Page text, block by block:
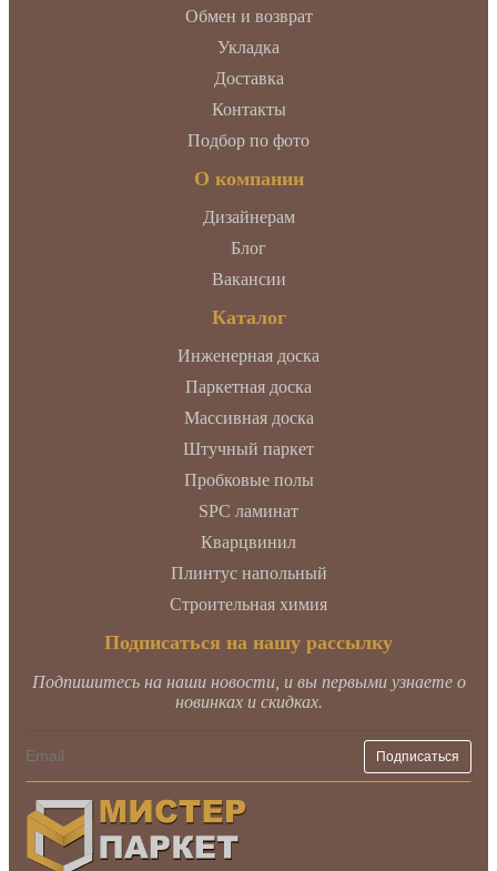
Обмен и возврат
Укладка
Доставка
Контакты
Подбор по фото
О компании
Дизайнерам
Блог
Вакансии
Каталог
Инженерная доска
Паркетная доска
Массивная доска
Штучный паркет
Пробковые полы
SPC ламинат
Кварцвинил
Плинтус напольный
Строительная химия
Подписаться на нашу рассылку
Подпишитесь на наши новости, и вы первыми узнаете о
новинках и скидках.